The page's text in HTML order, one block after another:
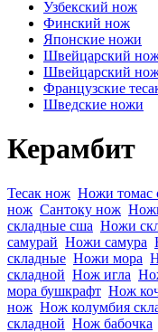
Узбекский нож
Финский нож
Японские ножи
Швейцарский
Швейцарский
Французские
Шведские ножи
Керамбит
Тесак нож Ножи томас
нож Сантоку нож
складные сша Ножи
самурай Ножи самура
складные Ножи мора
складной Нож игла
мора бушкрафт Нож
нож Нож колумбия
складной Нож бабочка